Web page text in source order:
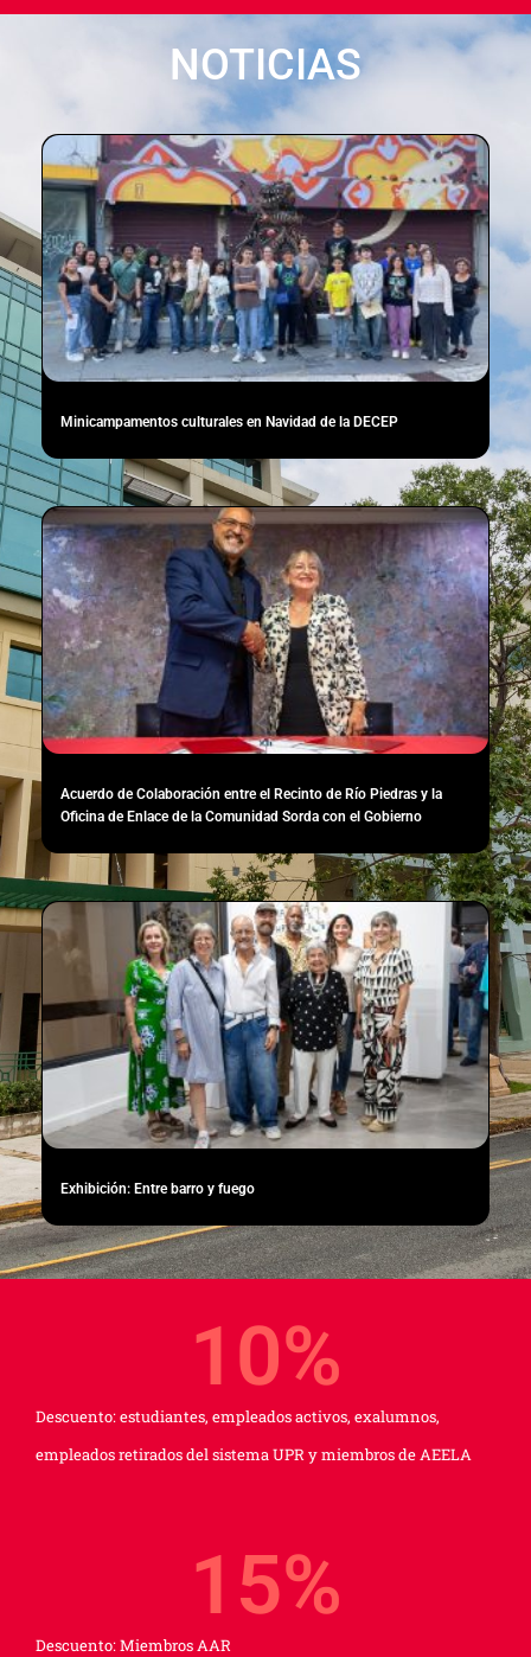
NOTICIAS
Minicampamentos culturales en Navidad de la DECEP
Acuerdo de Colaboración entre el Recinto de Río Piedras y la
Oficina de Enlace de la Comunidad Sorda con el Gobierno
Exhibición: Entre barro y fuego
Descuento: estudiantes, empleados activos, exalumnos,
empleados retirados del sistema UPR y miembros de AEELA
10%
Descuento: Miembros AAR
15%